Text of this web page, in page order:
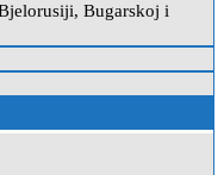
Bugarskoj i